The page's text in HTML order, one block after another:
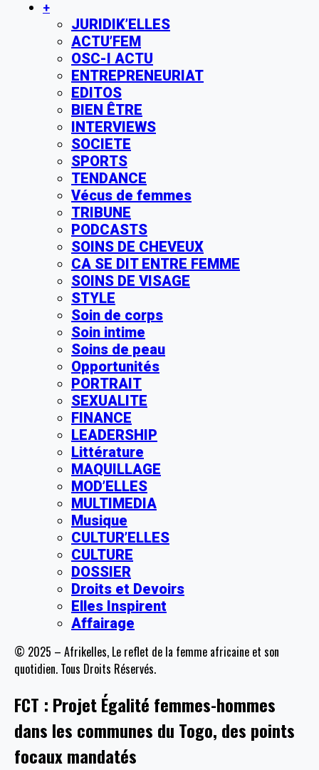
+
JURIDIK’ELLES
ACTU’FEM
OSC-I ACTU
ENTREPRENEURIAT
EDITOS
BIEN ÊTRE
INTERVIEWS
SOCIETE
SPORTS
TENDANCE
Vécus de femmes
TRIBUNE
PODCASTS
SOINS DE CHEVEUX
CA SE DIT ENTRE FEMME
SOINS DE VISAGE
STYLE
Soin de corps
Soin intime
Soins de peau
Opportunités
PORTRAIT
SEXUALITE
FINANCE
LEADERSHIP
Littérature
MAQUILLAGE
MOD’ELLES
MULTIMEDIA
Musique
CULTUR’ELLES
CULTURE
DOSSIER
Droits et Devoirs
Elles Inspirent
Affairage
© 2025 – Afrikelles, Le reflet de la femme africaine et son
quotidien. Tous Droits Réservés.
FCT : Projet Égalité femmes-hommes
dans les communes du Togo, des points
focaux mandatés